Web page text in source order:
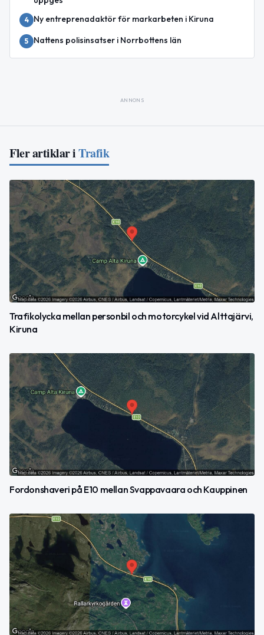
4 Ny entreprenadaktör för markarbeten i Kiruna
5 Nattens polisinsatser i Norrbottens län
ANNONS
Fler artiklar iTrafik
Trafikolycka mellan personbil och motorcykel vid Alttajärvi,
Kiruna
Fordonshaveri på E10 mellan Svappavaara och Kauppinen